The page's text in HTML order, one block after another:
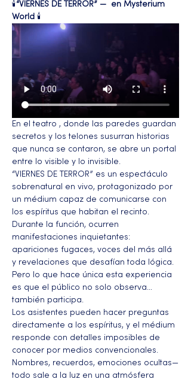
🕯️“VIERNES DE TERROR” —  en Mysterium
World 🕯️
En el teatro , donde las paredes guardan
secretos y los telones susurran historias
que nunca se contaron, se abre un portal
entre lo visible y lo invisible.
“VIERNES DE TERROR” es un espectáculo
sobrenatural en vivo, protagonizado por
un médium capaz de comunicarse con
los espíritus que habitan el recinto.
Durante la función, ocurren
manifestaciones inquietantes:
apariciones fugaces, voces del más allá
y revelaciones que desafían toda lógica.
Pero lo que hace única esta experiencia
es que el público no solo observa…
también participa.
Los asistentes pueden hacer preguntas
directamente a los espíritus, y el médium
responde con detalles imposibles de
conocer por medios convencionales.
Nombres, recuerdos, emociones ocultas—
todo sale a la luz en una atmósfera